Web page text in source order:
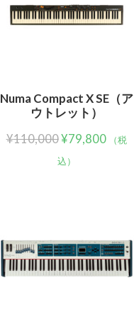
Numa Compact X SE（ア
ウトレット）
¥110,000¥79,800
（税
込）